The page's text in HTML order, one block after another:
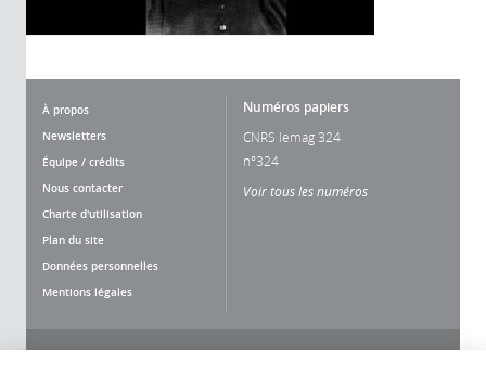
À propos
Newsletters
Équipe / crédits
Nous contacter
Charte d'utilisation
Plan du site
Données personnelles
Mentions légales
Numéros papiers
CNRS lemag 324
n°324
Voir tous les numéros